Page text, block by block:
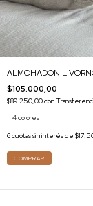
ALMOHADON
$105.000,00
$89.250,00con
4 colores
6cuotas sin interés de
COMPRAR